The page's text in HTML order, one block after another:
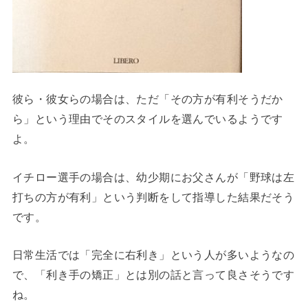
彼ら・彼女らの場合は、ただ「その方が有利そうだか
ら」という理由でそのスタイルを選んでいるようです
よ。
イチロー選手の場合は、幼少期にお父さんが「野球は左
打ちの方が有利」という判断をして指導した結果だそう
です。
日常生活では「完全に右利き」という人が多いようなの
で、「利き手の矯正」とは別の話と言って良さそうです
ね。